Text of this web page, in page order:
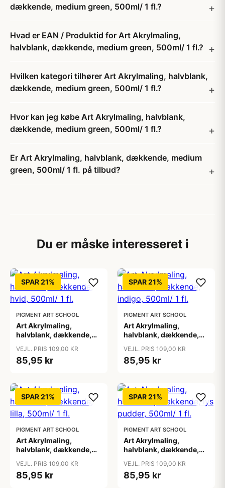
dækkende, medium green, 500ml/ 1 fl.?
Hvad er EAN / Produktid for Art Akrylmaling,
halvblank, dækkende, medium green, 500ml/ 1 fl.?
Hvilken kategori tilhører Art Akrylmaling, halvblank,
dækkende, medium green, 500ml/ 1 fl.?
Hvor kan jeg købe Art Akrylmaling, halvblank,
dækkende, medium green, 500ml/ 1 fl.?
Er Art Akrylmaling, halvblank, dækkende, medium
green, 500ml/ 1 fl. på tilbud?
Du er måske interesseret i
SPAR 21%
PIGMENT ART SCHOOL
Art Akrylmaling,
halvblank, dækkende,
VEJL. PRIS 109,00 KR
85,95 kr
SPAR 21%
PIGMENT ART SCHOOL
Art Akrylmaling,
halvblank, dækkende,
VEJL. PRIS 109,00 KR
85,95 kr
SPAR 21%
PIGMENT ART SCHOOL
Art Akrylmaling,
halvblank, dækkende,
VEJL. PRIS 109,00 KR
85,95 kr
SPAR 21%
PIGMENT ART SCHOOL
Art Akrylmaling,
halvblank, dækkende,
VEJL. PRIS 109,00 KR
85,95 kr